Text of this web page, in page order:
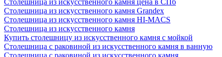
Столешница из искусственного камня цена в СПб
Столешница из искусственного камня Grandex
Столешница из искусственного камня HI-MACS
Столешница из искусственного камня
Купить столешницу из искусственного камня с мойкой
Столешница с раковиной из искусственного камня в ванную